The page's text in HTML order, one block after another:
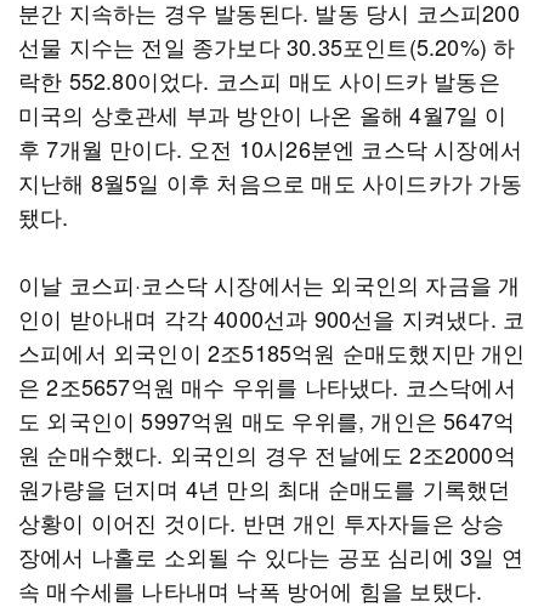
분간 지속하는 경우 발동된다. 발동 당시 코스피200
선물 지수는 전일 종가보다 30.35포인트(5.20%) 하
락한 552.80이었다. 코스피 매도 사이드카 발동은
미국의 상호관세 부과 방안이 나온 올해 4월7일 이
후 7개월 만이다. 오전 10시26분엔 코스닥 시장에서
지난해 8월5일 이후 처음으로 매도 사이드카가 가동
됐다.
이날 코스피·코스닥 시장에서는 외국인의 자금을 개
인이 받아내며 각각 4000선과 900선을 지켜냈다. 코
스피에서 외국인이 2조5185억원 순매도했지만 개인
은 2조5657억원 매수 우위를 나타냈다. 코스닥에서
도 외국인이 5997억원 매도 우위를, 개인은 5647억
원 순매수했다. 외국인의 경우 전날에도 2조2000억
원가량을 던지며 4년 만의 최대 순매도를 기록했던
상황이 이어진 것이다. 반면 개인 투자자들은 상승
장에서 나홀로 소외될 수 있다는 공포 심리에 3일 연
속 매수세를 나타내며 낙폭 방어에 힘을 보탰다.